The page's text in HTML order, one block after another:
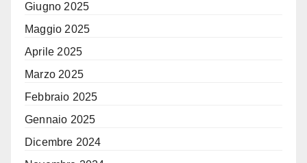
Giugno 2025
Maggio 2025
Aprile 2025
Marzo 2025
Febbraio 2025
Gennaio 2025
Dicembre 2024